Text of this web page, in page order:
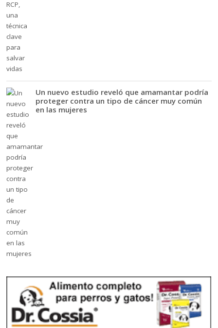
Un nuevo estudio reveló que amamantar podría
proteger contra un tipo de cáncer muy común
en las mujeres